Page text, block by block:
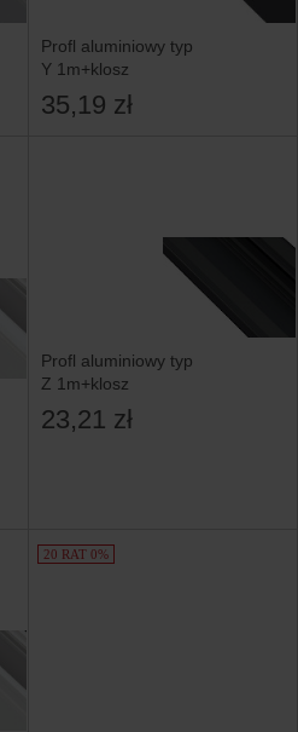
Profl aluminiowy typ
Y 1m+klosz
35,19 zł
Profl aluminiowy typ
Z 1m+klosz
23,21 zł
20 RAT 0%